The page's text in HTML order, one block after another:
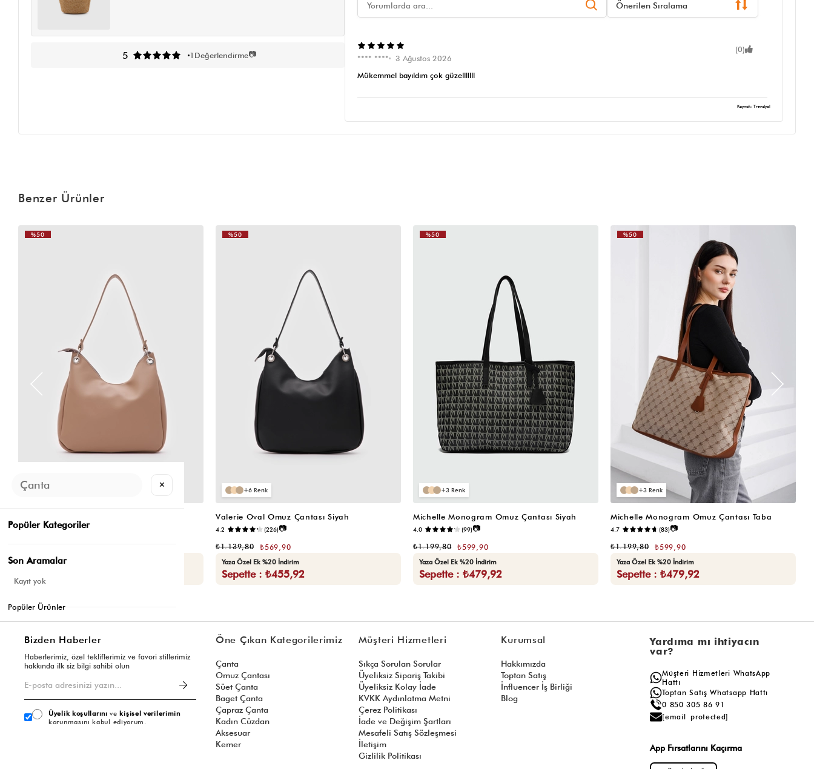
5 1 Değerlendirme📷
Önerilen Sıralama
(0)
**** ****
3 Ağustos 2026
Mükemmel bayıldım çok güzelllllll
Kaynak: Trendyol
Benzer Ürünler
3.4 (12)📷
Seçili Ürünlerde Ek %30 İndirim
%50
6
Valerie Oval Omuz Çantası Siyah
4.2 (226)📷
₺569,90
₺1.139,80
Yaza Özel Ek %20 İndirim
Sepette : ₺455,92
%50
3
Michelle Monogram Omuz Çantası Siyah
4.0 (99)📷
₺599,90
₺1.199,80
Yaza Özel Ek %20 İndirim
Sepette : ₺479,92
%50
3
Michelle Monogram Omuz Çantası Taba
4.7 (83)📷
₺599,90
₺1.199,80
Yaza Özel Ek %20 İndirim
Sepette : ₺479,92
%50
Bizden Haberler
Haberlerimiz, özel tekliflerimiz ve favori stillerimiz
hakkında ilk siz bilgi sahibi olun
Üyelik koşullarını vekişisel verilerimin
korunmasını kabul ediyorum.
Öne Çıkan Kategorilerimiz
Çanta
Omuz Çantası
Süet Çanta
Baget Çanta
Çapraz Çanta
Kadın Cüzdan
Aksesuar
Kemer
Müşteri Hizmetleri
Sıkça Sorulan Sorular
Üyeliksiz Sipariş Takibi
Üyeliksiz Kolay İade
KVKK Aydınlatma Metni
Çerez Politikası
İade ve Değişim Şartları
Mesafeli Satış Sözleşmesi
İletişim
Gizlilik Politikası
Kurumsal
Hakkımızda
Toptan Satış
İnfluencer İş Birliği
Blog
Yardıma mı ihtiyacın
var?
Müşteri Hizmetleri WhatsApp
Hattı
Toptan Satış Whatsapp Hattı
0 850 305 86 91
[email protected]
App Fırsatlarını Kaçırma
✕
Popüler Kategoriler
Son Aramalar
Kayıt yok
Popüler Ürünler